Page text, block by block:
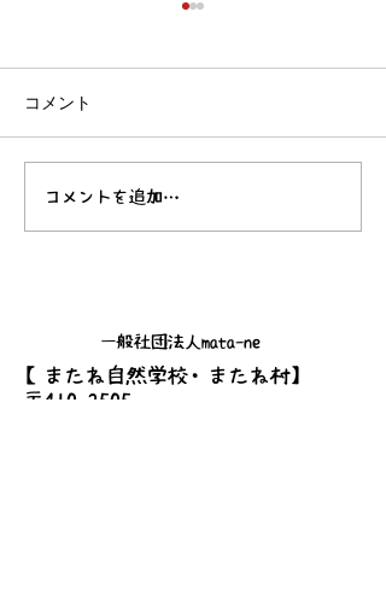
コメント
コメントを追加…
一般社団法人mata-ne
【またね自然学校・またね村】
〒410-2505